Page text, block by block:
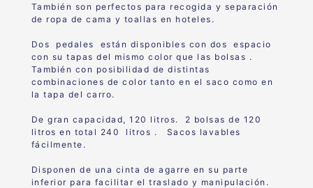
También son perfectos para recogida y separación
de ropa de cama y toallas en hoteles.
Dos pedales están disponibles con dos espacio
con su tapas del mismo color que las bolsas .
También con posibilidad de distintas
combinaciones de color tanto en el saco como en
la tapa del carro.
De gran capacidad, 120 litros. 2 bolsas de 120
litros en total 240 litros . Sacos lavables
fácilmente.
Disponen de una cinta de agarre en su parte
inferior para facilitar el traslado y manipulación.